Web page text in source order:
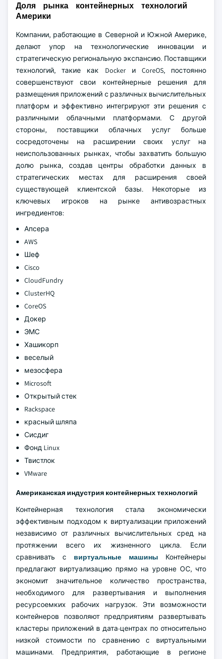
Доля рынка контейнерных технологий
Америки
Компании, работающие в Северной и Южной Америке,
делают упор на технологические инновации и
стратегическую региональную экспансию. Поставщики
технологий, такие как Docker и CoreOS, постоянно
совершенствуют свои контейнерные решения для
размещения приложений с различных вычислительных
платформ и эффективно интегрируют эти решения с
различными облачными платформами. С другой
стороны, поставщики облачных услуг больше
сосредоточены на расширении своих услуг на
неиспользованных рынках, чтобы захватить большую
долю рынка, создав центры обработки данных в
стратегических местах для расширения своей
существующей клиентской базы.
Некоторые из
ключевых игроков на рынке антивозрастных
ингредиентов:
Апсера
AWS
Шеф
Cisco
CloudFundry
ClusterHQ
CoreOS
Докер
ЭМС
Хашикорп
веселый
мезосфера
Microsoft
Открытый стек
Rackspace
красный шляпа
Сисдиг
Фонд Linux
Твистлок
VMware
Американская индустрия контейнерных технологий
Контейнерная технология стала экономически
эффективным подходом к виртуализации приложений
независимо от различных вычислительных сред на
протяжении всего их жизненного цикла. Если
сравнивать с виртуальные машины Контейнеры
предлагают виртуализацию прямо на уровне ОС, что
экономит значительное количество пространства,
необходимого для развертывания и выполнения
ресурсоемких рабочих нагрузок. Эти возможности
контейнеров позволяют предприятиям развертывать
кластеры приложений в дата-центрах по относительно
низкой стоимости по сравнению с виртуальными
машинами. Предприятия, работающие в регионе